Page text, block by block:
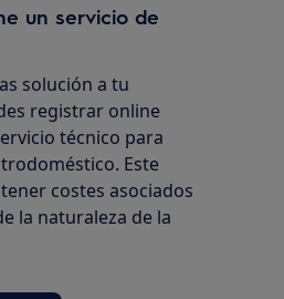
un servicio de
solución a tu
registrar online
técnico para
Este
costes asociados
la naturaleza de la